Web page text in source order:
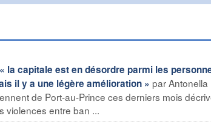
la capitale est en désordre parmi les
il y a une légère amélioration » par
de Port-au-Prince ces derniers mois
violences entre ban ...